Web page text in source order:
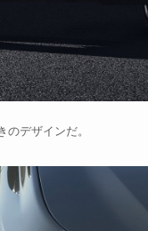
のデザインだ。